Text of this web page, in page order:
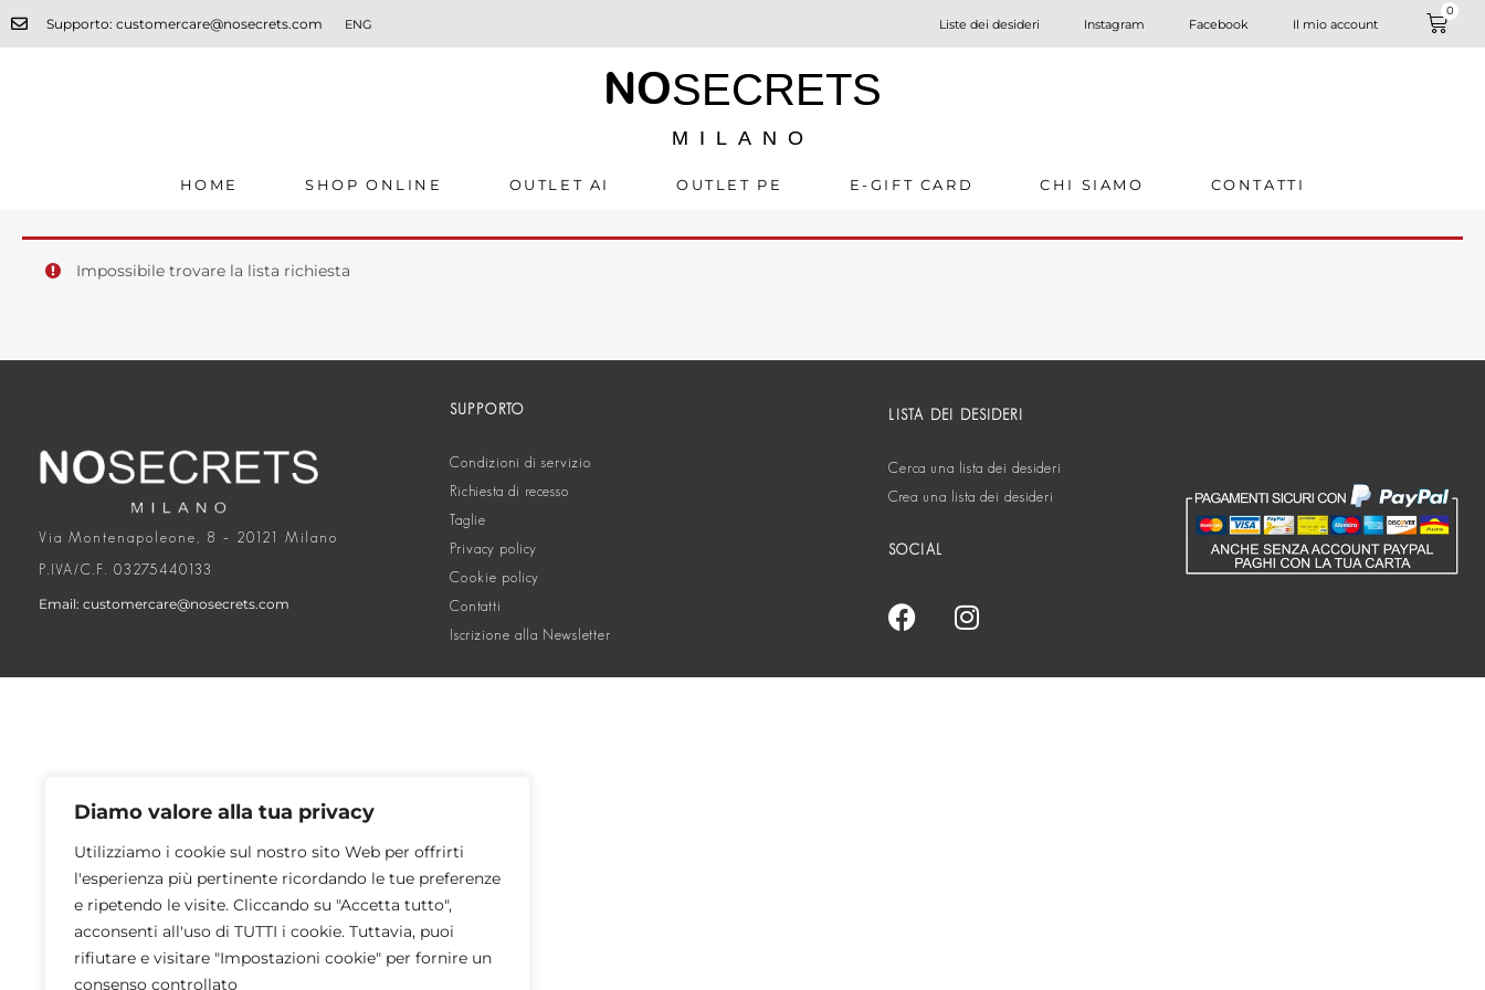
Diamo valore alla tua privacy
Utilizziamo i cookie sul nostro sito Web per offrirti
l'esperienza più pertinente ricordando le tue preferenze
e ripetendo le visite. Cliccando su "Accetta tutto",
acconsenti all'uso di TUTTI i cookie. Tuttavia, puoi
rifiutare e visitare "Impostazioni cookie" per fornire un
consenso controllato
Supporto: customercare@nosecrets.com ENG Liste dei desideri Instagram Facebook Il mio account
0
NOSECRETS
MILANO
HOME SHOP ONLINE OUTLET AI OUTLET PE E-GIFT CARD CHI SIAMO CONTATTI
Impossibile trovare la lista richiesta
Via Montenapoleone, 8 – 20121 Milano
P.IVA/C.F. 03275440133
Email: customercare@nosecrets.com
SUPPORTO
Condizioni di servizio
Richiesta di recesso
Taglie
Privacy policy
Cookie policy
Contatti
Iscrizione alla Newsletter
LISTA DEI DESIDERI
Cerca una lista dei desideri
Crea una lista dei desideri
SOCIAL